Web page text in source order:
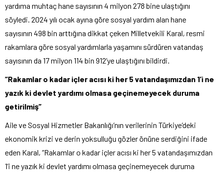
yardıma muhtaç hane sayısının 4 milyon 278 bine ulaştığını
söyledi. 2024 yılı ocak ayına göre sosyal yardım alan hane
sayısının 498 bin arttığına dikkat çeken Milletvekili Karal, resmi
rakamlara göre sosyal yardımlarla yaşamını sürdüren vatandaş
sayısının da 17 milyon 114 bin 912’ye ulaştığını bildirdi.
“Rakamlar o kadar içler acısı ki her 5 vatandaşımızdan 1’i ne
yazık ki devlet yardımı olmasa geçinemeyecek duruma
getirilmiş”
Aile ve Sosyal Hizmetler Bakanlığı’nın verilerinin Türkiye’deki
ekonomik krizi ve derin yoksulluğu gözler önüne serdiğini ifade
eden Karal, “Rakamlar o kadar içler acısı ki her 5 vatandaşımızdan
1’i ne yazık ki devlet yardımı olmasa geçinemeyecek duruma